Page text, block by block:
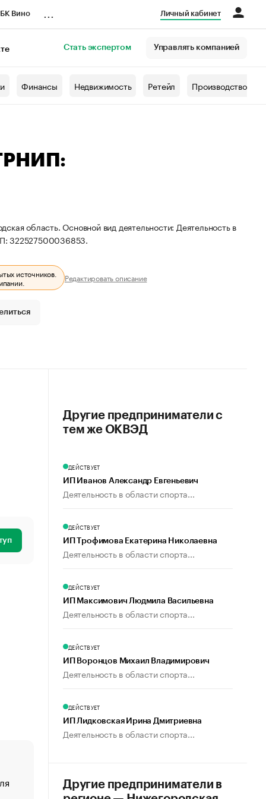
Вино Личный кабинет
Стать экспертом Управлять компанией
Финансы Недвижимость Ретейл Производство
область. Основной вид деятельности: Деятельность в
322527500036853.
источников.
Редактировать описание
«От спорта тело стареет иначе». Как живет глава
создавшей GTA
Другие предприниматели с
тем же ОКВЭД
ДЕЙСТВУЕТ
ИП Иванов Александр Евгеньевич
Деятельность в области спорта...
ДЕЙСТВУЕТ
ИП Трофимова Екатерина Николаевна
Деятельность в области спорта...
ДЕЙСТВУЕТ
ИП Максимович Людмила Васильевна
Деятельность в области спорта...
ДЕЙСТВУЕТ
ИП Воронцов Михаил Владимирович
Деятельность в области спорта...
ДЕЙСТВУЕТ
ИП Лидковская Ирина Дмитриевна
Деятельность в области спорта...
Другие предприниматели в